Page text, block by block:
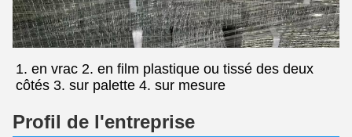
1. en vrac 2. en film plastique ou tissé des deux
côtés 3. sur palette 4. sur mesure
Profil de l'entreprise